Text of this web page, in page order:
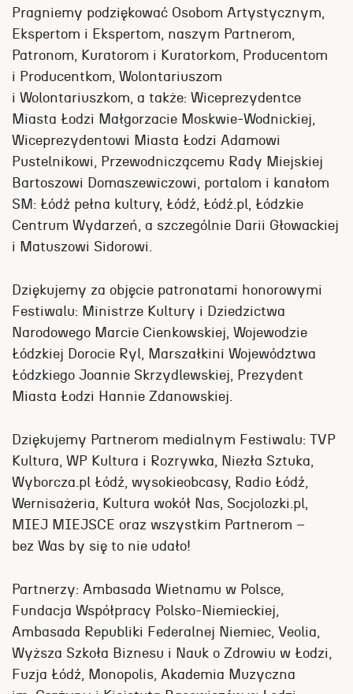
Pragniemy podziękować Osobom Artystycznym,
Ekspertom i Ekspertom, naszym Partnerom,
Patronom, Kuratorom i Kuratorkom, Producentom
i Producentkom, Wolontariuszom
i Wolontariuszkom, a także: Wiceprezydentce
Miasta Łodzi Małgorzacie Moskwie-Wodnickiej,
Wiceprezydentowi Miasta Łodzi Adamowi
Pustelnikowi, Przewodniczącemu Rady Miejskiej
Bartoszowi Domaszewiczowi, portalom i kanałom
SM: Łódź pełna kultury, Łódź, Łódź.pl, Łódzkie
Centrum Wydarzeń, a szczególnie Darii Głowackiej
i Matuszowi Sidorowi.
Dziękujemy za objęcie patronatami honorowymi
Festiwalu: Ministrze Kultury i Dziedzictwa
Narodowego Marcie Cienkowskiej, Wojewodzie
Łódzkiej Dorocie Ryl, Marszałkini Województwa
Łódzkiego Joannie Skrzydlewskiej, Prezydent
Miasta Łodzi Hannie Zdanowskiej.
Dziękujemy Partnerom medialnym Festiwalu: TVP
Kultura, WP Kultura i Rozrywka, Niezła Sztuka,
Wyborcza.pl Łódź, wysokieobcasy, Radio Łódź,
Wernisażeria, Kultura wokół Nas, Socjolozki.pl,
MIEJ MIEJSCE oraz wszystkim Partnerom –
bez Was by się to nie udało!
Partnerzy: Ambasada Wietnamu w Polsce,
Fundacja Współpracy Polsko-Niemieckiej,
Ambasada Republiki Federalnej Niemiec, Veolia,
Wyższa Szkoła Biznesu i Nauk o Zdrowiu w Łodzi,
Fuzja Łódź, Monopolis, Akademia Muzyczna